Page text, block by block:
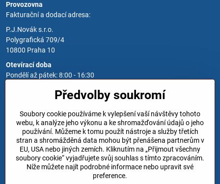
Provozovna
Fakturační a dodací adresa:
P.J.Novák s.r.o.
Polygrafická 709/4
10800 Praha 10
Otevírací doba
Pondělí až pátek: 8:00 - 16:30
Zavoláme Vám zpět
Váš telefon*
Předvolby soukromí
Soubory cookie používáme k vylepšení vaší návštěvy tohoto
webu, k analýze jeho výkonu a ke shromažďování údajů o jeho
používání. Můžeme k tomu použít nástroje a služby třetích
stran a shromážděná data mohou být přenášena partnerům v
EU, USA nebo jiných zemích. Kliknutím na „Přijmout všechny
soubory cookie“ vyjadřujete svůj souhlas s tímto zpracováním.
Níže můžete najít podrobné informace nebo upravit své
preference.